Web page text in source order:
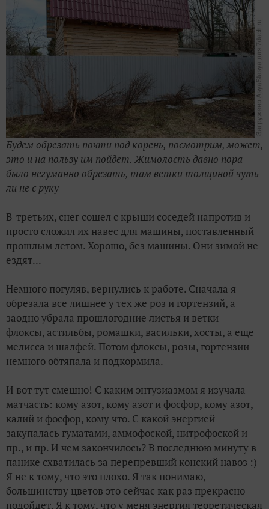
Будем обрезать почти под корень, посмотрим, может,
это и на пользу им пойдет. Жимолость давно пора
было негуманно обрезать, там ветки толщиной чуть
ли не с руку
В-третьих, снег сошел с крыши соседей напротив и
просто сложил их навес для машины, поставленный
прошлым летом. Хорошо, без машины. Они зимой не
ездят...
Немного погуляв, вернулись к работе. Сначала я
обрезала все лишнее у тех же роз и гортензий, а
заодно убрала прошлогодние листья и ветки —
флоксы, астильбы, ромашки, васильки, хосты, а еще
мелисса и шалфей. Потом флоксы, розы, гортензии
немного обтяпала и подкормила.
И вот тут смешно! С каким энтузиазмом я изучала
матчасть: кому азот, кому азот и фосфор, кому азот,
калий и фосфор, кому что. С какой энергией
закупалась гуматами, аммофоской, нитрофоской и
пр., и пр. И чем закончилось? В последнюю минуту в
панике схватилась за перепревший конский навоз :)
Я не к тому, что это плохо. Я так понимаю,
большинству цветов это сейчас как раз прекрасно
подойдет. Я к тому, что у меня энергия теоретическая